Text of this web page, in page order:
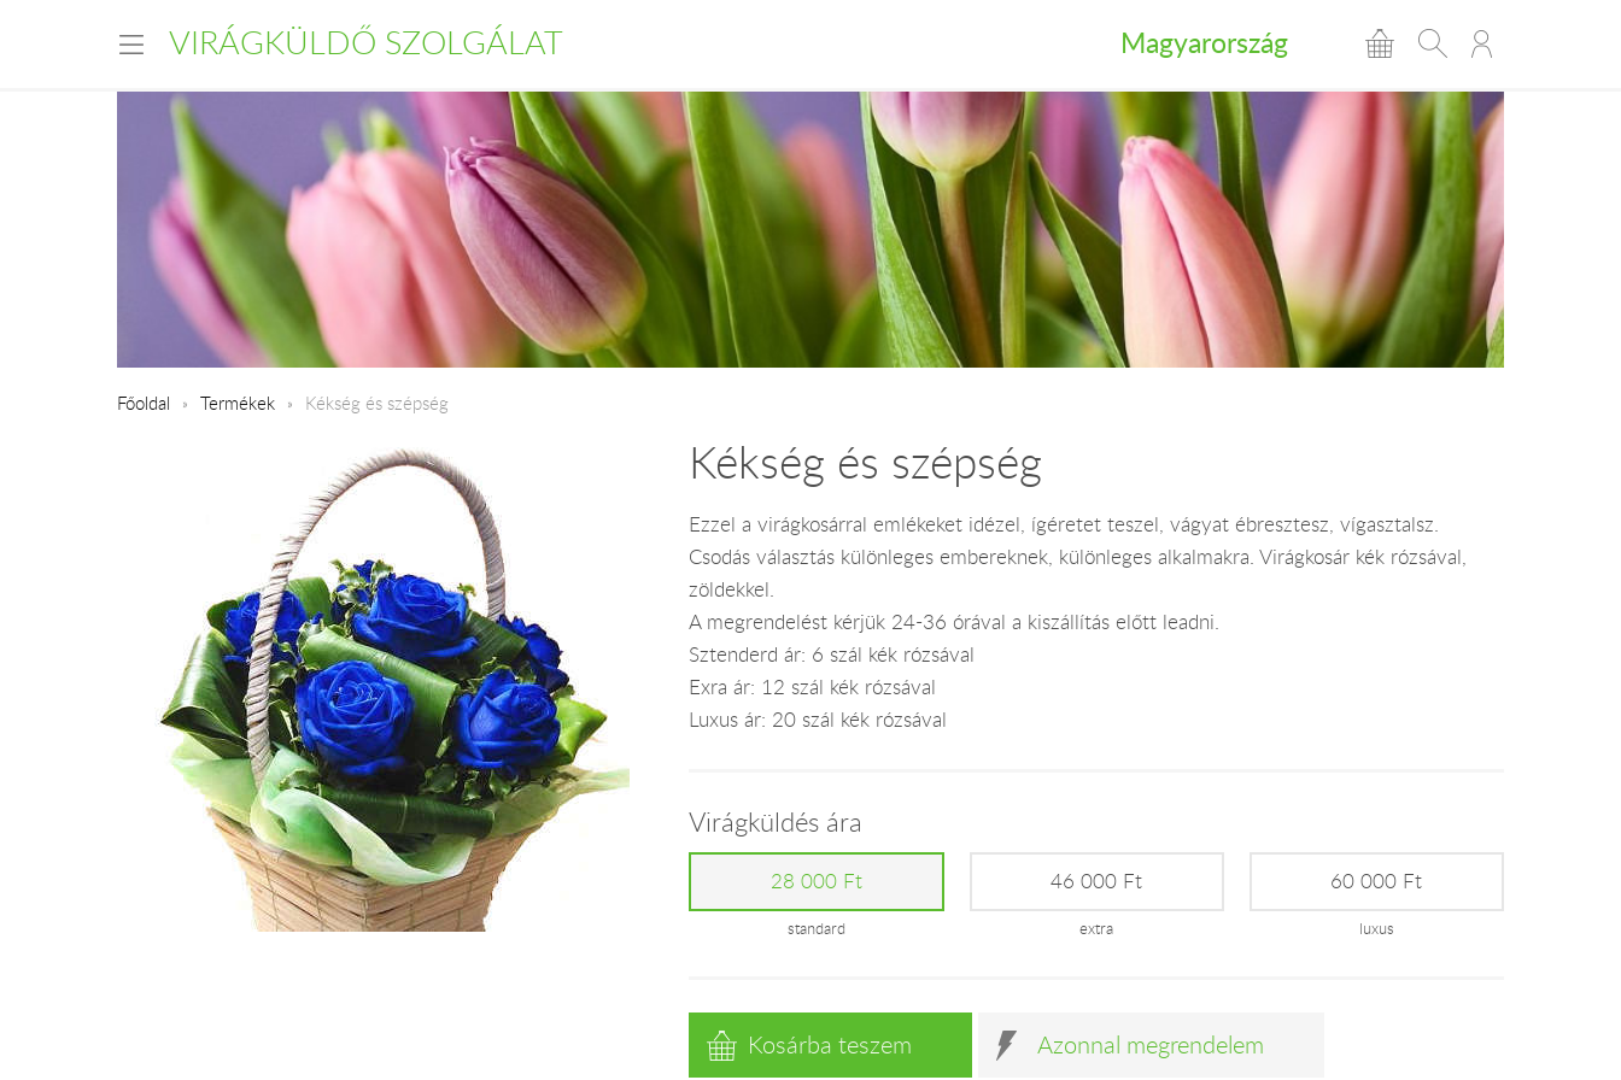
VIRÁGKÜLDŐ SZOLGÁLAT Magyarország
Főoldal Termékek Kékség és szépség
Kékség és szépség
Ezzel a virágkosárral emlékeket idézel, ígéretet teszel, vágyat ébresztesz, vígasztalsz.
Csodás választás különleges embereknek, különleges alkalmakra. Virágkosár kék rózsával,
zöldekkel.
A megrendelést kérjük 24-36 órával a kiszállítás előtt leadni.
Sztenderd ár: 6 szál kék rózsával
Exra ár: 12 szál kék rózsával
Luxus ár: 20 szál kék rózsával
Virágküldés ára
28 000 Ft
standard
46 000 Ft
extra
60 000 Ft
luxus
Kosárba teszem Azonnal megrendelem